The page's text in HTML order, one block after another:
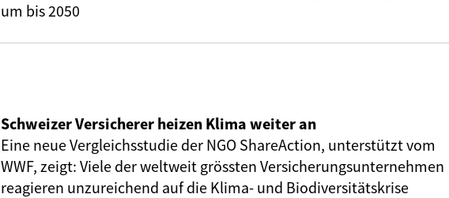
um bis 2050
Schweizer Versicherer heizen Klima weiter an
Eine neue Vergleichsstudie der NGO ShareAction, unterstützt vom
WWF, zeigt: Viele der weltweit grössten Versicherungsunternehmen
reagieren unzureichend auf die Klima- und Biodiversitätskrise